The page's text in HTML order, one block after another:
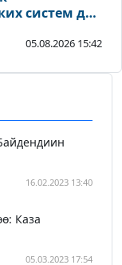
систем для
05.08.2026 15:42
16.02.2023 13:40
Каза
05.03.2023 17:54